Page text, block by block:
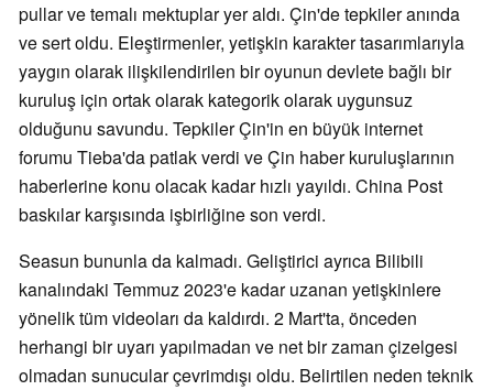
pullar ve temalı mektuplar yer aldı. Çin'de tepkiler anında
ve sert oldu. Eleştirmenler, yetişkin karakter tasarımlarıyla
yaygın olarak ilişkilendirilen bir oyunun devlete bağlı bir
kuruluş için ortak olarak kategorik olarak uygunsuz
olduğunu savundu. Tepkiler Çin'in en büyük internet
forumu Tieba'da patlak verdi ve Çin haber kuruluşlarının
haberlerine konu olacak kadar hızlı yayıldı. China Post
baskılar karşısında işbirliğine son verdi.
Seasun bununla da kalmadı. Geliştirici ayrıca Bilibili
kanalındaki Temmuz 2023'e kadar uzanan yetişkinlere
yönelik tüm videoları da kaldırdı. 2 Mart'ta, önceden
herhangi bir uyarı yapılmadan ve net bir zaman çizelgesi
olmadan sunucular çevrimdışı oldu. Belirtilen neden teknik